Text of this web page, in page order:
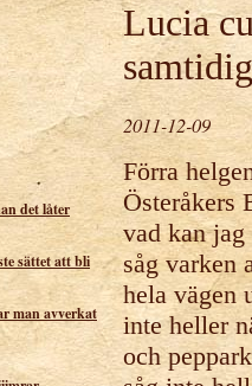
det låter
sättet att bli
man avverkat
Lucia
2011-12-09
Förra
Österåkers
vad kan jag
såg varken
hela vägen
inte heller
och